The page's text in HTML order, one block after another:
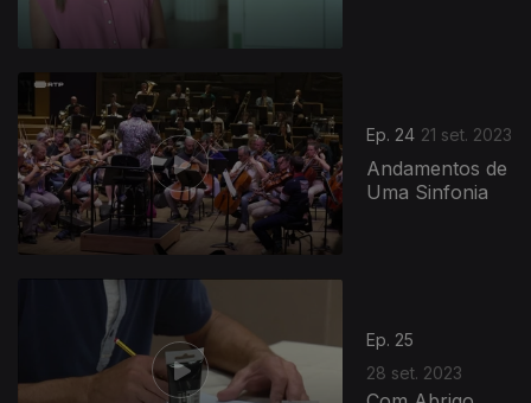
Ep. 24 21 set. 2023
Andamentos de
Uma Sinfonia
Ep. 25
28 set. 2023